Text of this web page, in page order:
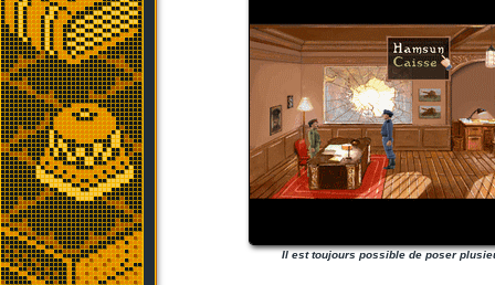
Il est toujours possible de poser